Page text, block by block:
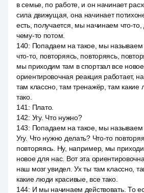
в семье, по работе, и он начинает
сила движущая, она начинает
есть, получается, мы начинаем что-то,
чему-то потом.
140: Попадаем на такое, мы называем
что-то, повторяясь, повторяясь,
мы приходим там в спортзал все
ориентировочная реакция работает,
там классно, там тренажёр, там какие
тако.
141 : Плато.
142: Угу. Что нужно?
143: Попадаем на такое, мы называем
Угу. Что нужно делать? Что-то
повторяясь. Ну, например, мы
новое для нас. Вот эта
наш мозг увидел. Ух ты там классно,
какие люди красивые, все тако.
144: И мы начинаем действовать. То